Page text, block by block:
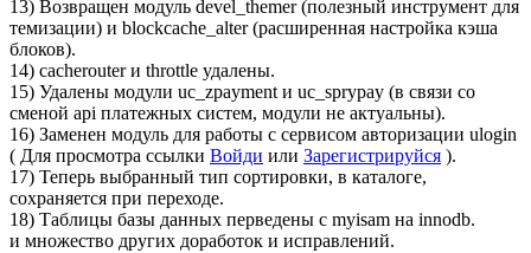
13) Возвращен модуль devel_themer (полезный инструмент для
темизации) и blockcache_alter (расширенная настройка кэша
блоков).
14) cacherouter и throttle удалены.
15) Удалены модули uc_zpayment и uc_sprypay (в связи со
сменой api платежных систем, модули не актуальны).
16) Заменен модуль для работы с сервисом авторизации ulogin
( Для просмотра ссылки Войди или Зарегистрируйся ).
17) Теперь выбранный тип сортировки, в каталоге,
сохраняется при переходе.
18) Таблицы базы данных перведены с myisam на innodb.
и множество других доработок и исправлений.